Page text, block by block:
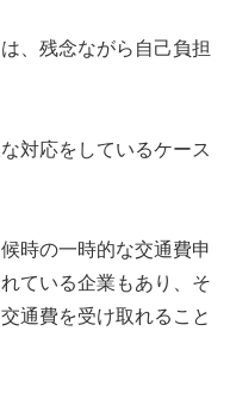
、残念ながら自己負担
対応をしているケース
時の一時的な交通費申
ている企業もあり、そ
通費を受け取れること